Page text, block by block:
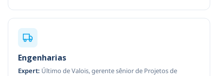
Engenharias
Expert: Último de Valois, gerente sênior de Projetos de